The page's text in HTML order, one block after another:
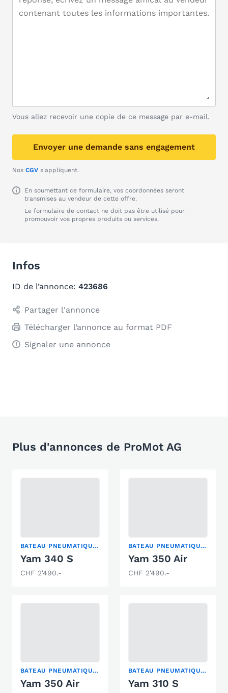
Vous allez recevoir une copie de ce message par e-mail.
Envoyer une demande sans engagement
Nos CGV s'appliquent.
En soumettant ce formulaire, vos coordonnées seront
transmises au vendeur de cette offre.
Le formulaire de contact ne doit pas être utilisé pour
promouvoir vos propres produits ou services.
Infos
ID de l’annonce: 423686
Partager l'annonce
Télécharger l’annonce au format PDF
Signaler une annonce
Plus d'annonces de ProMot AG
BATEAU PNEUMATIQUE PLIABLE
Yam 340 S
CHF 2'490.-
BATEAU PNEUMATIQUE PLIABLE
Yam 350 Air
CHF 2'490.-
BATEAU PNEUMATIQUE PLIABLE
Yam 350 Air
BATEAU PNEUMATIQUE PLIABLE
Yam 310 S